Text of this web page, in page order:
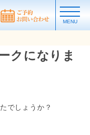
MENU
クになりま
でしょうか？